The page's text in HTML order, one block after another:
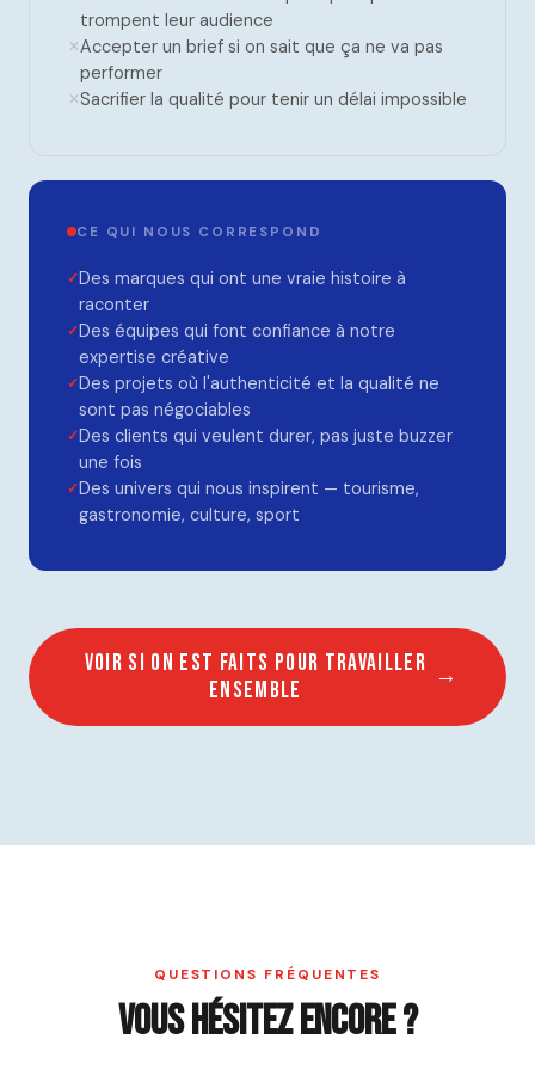
trompent leur audience
Accepter un brief si on sait que ça ne va pas
performer
Sacrifier la qualité pour tenir un délai impossible
CE QUI NOUS CORRESPOND
Des marques qui ont une vraie histoire à
raconter
Des équipes qui font confiance à notre
expertise créative
Des projets où l'authenticité et la qualité ne
sont pas négociables
Des clients qui veulent durer, pas juste buzzer
une fois
Des univers qui nous inspirent — tourisme,
gastronomie, culture, sport
Voir si on est faits pour travailler
ensemble
QUESTIONS FRÉQUENTES
Vous hésitez encore ?